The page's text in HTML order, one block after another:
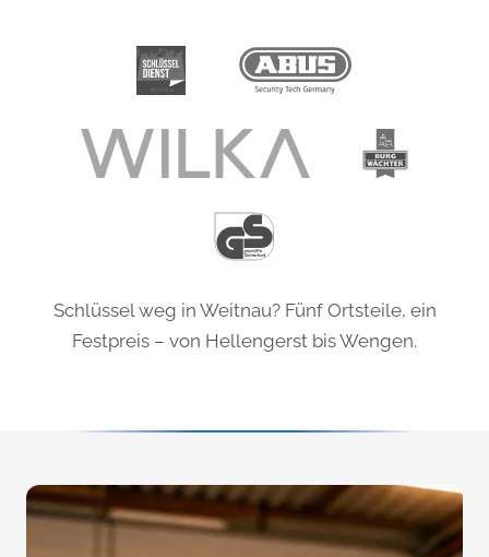
Schlüssel weg in Weitnau? Fünf Ortsteile, ein
Festpreis – von Hellengerst bis Wengen.